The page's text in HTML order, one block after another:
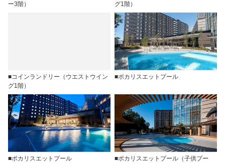
ー3階）
グ1階）
■コインランドリー（ウエストウイン
グ1階）
■ポカリスエットプール
■ポカリスエットプール
■ポカリスエットプール（子供プー